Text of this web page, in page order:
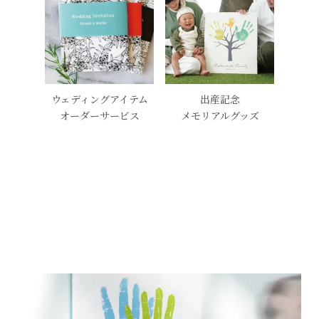
ウェディングアイテム
オーダーサービス
出産記念
メモリアルグッズ